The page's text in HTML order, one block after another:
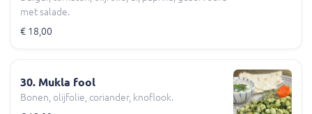
met salade.
€ 18,00
30. Mukla fool
Bonen, olijfolie, coriander, knoflook.